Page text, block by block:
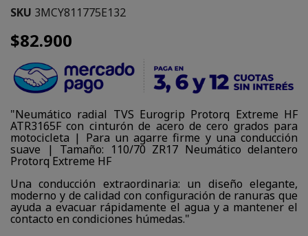
SKU 3MCY811775E132
$82.900
"Neumático radial TVS Eurogrip Protorq Extreme HF
ATR3165F con cinturón de acero de cero grados para
motocicleta | Para un agarre firme y una conducción
suave | Tamaño: 110/70 ZR17 Neumático delantero
Protorq Extreme HF
Una conducción extraordinaria: un diseño elegante,
moderno y de calidad con configuración de ranuras que
ayuda a evacuar rápidamente el agua y a mantener el
contacto en condiciones húmedas."